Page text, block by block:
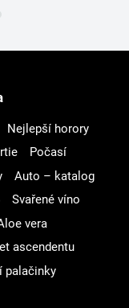
Nejlepší horory
Počasí
Auto – katalog
Svařené víno
vera
ascendentu
palačinky